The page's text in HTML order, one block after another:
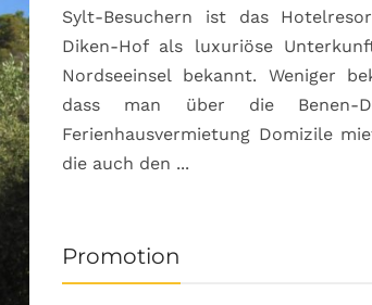
Sylt-Besuchern ist das
Diken-Hof als luxuriöse
Nordseeinsel bekannt. Weniger
dass man über die Benen-
Ferienhausvermietung Domizile
die auch den ...
Promotion